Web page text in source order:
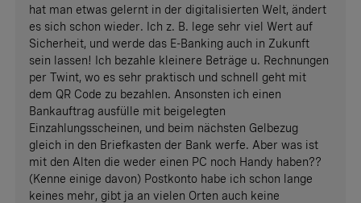
hat man etwas gelernt in der digitalisierten Welt, ändert
es sich schon wieder. Ich z. B. lege sehr viel Wert auf
Sicherheit, und werde das E-Banking auch in Zukunft
sein lassen! Ich bezahle kleinere Beträge u. Rechnungen
per Twint, wo es sehr praktisch und schnell geht mit
dem QR Code zu bezahlen. Ansonsten ich einen
Bankauftrag ausfülle mit beigelegten
Einzahlungsscheinen, und beim nächsten Gelbezug
gleich in den Briefkasten der Bank werfe. Aber was ist
mit den Alten die weder einen PC noch Handy haben??
(Kenne einige davon) Postkonto habe ich schon lange
keines mehr, gibt ja an vielen Orten auch keine